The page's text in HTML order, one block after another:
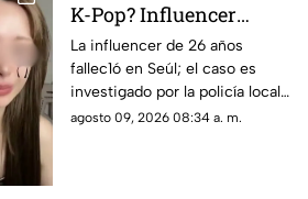
K-Pop? Influencer
japonesa pierde la v1da
tras transmisión en
vivo
La influencer de 26 años
fallec1ó en Seúl; el caso es
investigado por la policía local
tras días de ciberacos0 masivo
agosto 09, 2026 08:34 a. m.